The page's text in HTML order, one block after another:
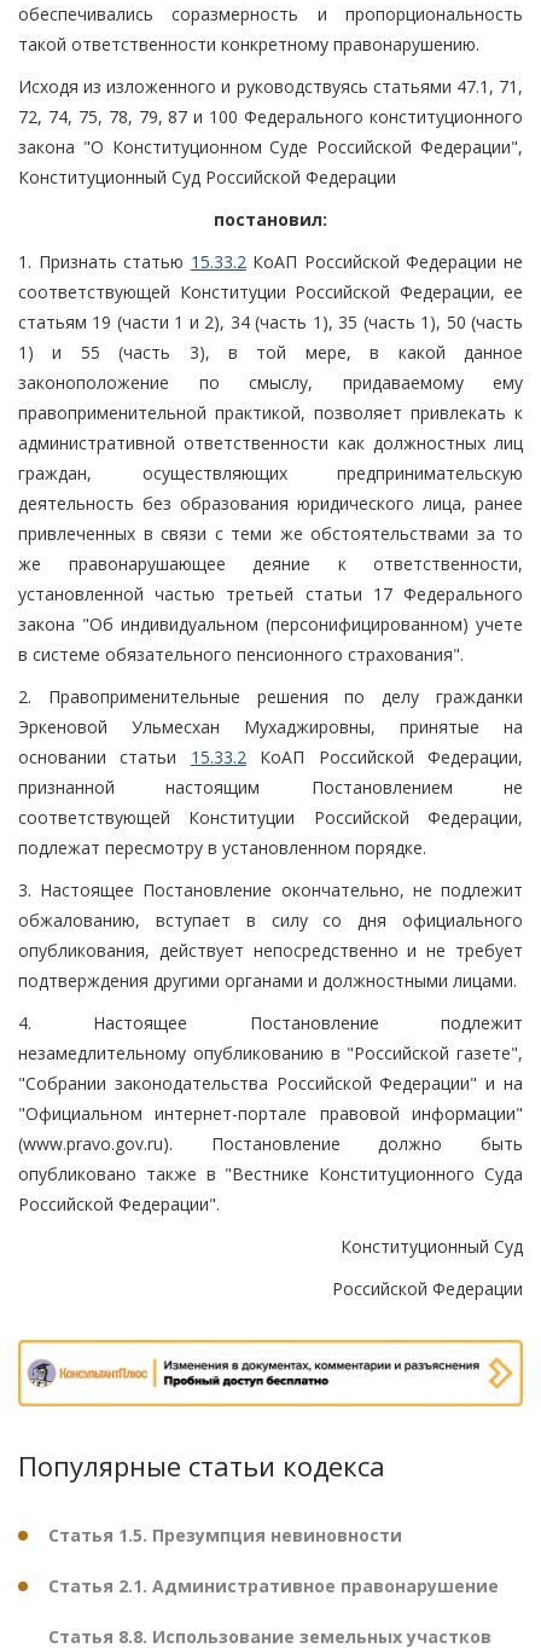
обеспечивались соразмерность и пропорциональность
такой ответственности конкретному правонарушению.
Исходя из изложенного и руководствуясь статьями 47.1, 71,
72, 74, 75, 78, 79, 87 и 100 Федерального конституционного
закона "О Конституционном Суде Российской Федерации",
Конституционный Суд Российской Федерации
постановил:
1. Признать статью 15.33.2 КоАП Российской Федерации не
соответствующей Конституции Российской Федерации, ее
статьям 19 (части 1 и 2), 34 (часть 1), 35 (часть 1), 50 (часть
1) и 55 (часть 3), в той мере, в какой данное
законоположение по смыслу, придаваемому ему
правоприменительной практикой, позволяет привлекать к
административной ответственности как должностных лиц
граждан, осуществляющих предпринимательскую
деятельность без образования юридического лица, ранее
привлеченных в связи с теми же обстоятельствами за то
же правонарушающее деяние к ответственности,
установленной частью третьей статьи 17 Федерального
закона "Об индивидуальном (персонифицированном) учете
в системе обязательного пенсионного страхования".
2. Правоприменительные решения по делу гражданки
Эркеновой Ульмесхан Мухаджировны, принятые на
основании статьи 15.33.2 КоАП Российской Федерации,
признанной настоящим Постановлением не
соответствующей Конституции Российской Федерации,
подлежат пересмотру в установленном порядке.
3. Настоящее Постановление окончательно, не подлежит
обжалованию, вступает в силу со дня официального
опубликования, действует непосредственно и не требует
подтверждения другими органами и должностными лицами.
4. Настоящее Постановление подлежит
незамедлительному опубликованию в "Российской газете",
"Собрании законодательства Российской Федерации" и на
"Официальном интернет-портале правовой информации"
(www.pravo.gov.ru). Постановление должно быть
опубликовано также в "Вестнике Конституционного Суда
Российской Федерации".
Конституционный Суд
Российской Федерации
Популярные статьи кодекса
Статья 1.5. Презумпция невиновности
Статья 2.1. Административное правонарушение
Статья 8.8. Использование земельных участков